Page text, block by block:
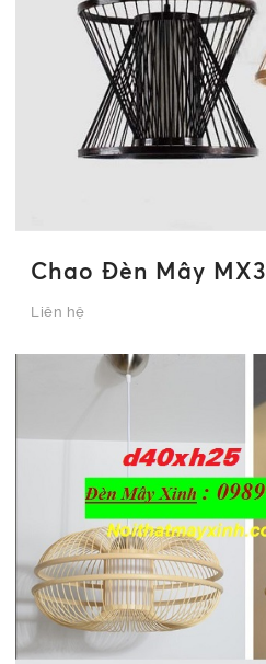
Chao Đèn Mây MX3
Liên hệ